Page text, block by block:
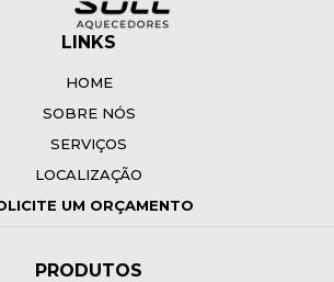
LINKS
HOME
SOBRE NÓS
SERVIÇOS
LOCALIZAÇÃO
UM ORÇAMENTO
PRODUTOS